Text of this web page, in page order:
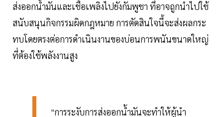
ส่งออกน้ำมันและเชื้อเพลิงไปยังกัมพูชา ที่อาจถูกนำไปใช้
สนับสนุนกิจกรรมผิดกฎหมาย การตัดสินใจนี้จะส่งผลกระ
ทบโดยตรงต่อการดำเนินงานของบ่อนการพนันขนาดใหญ่
ที่ต้องใช้พลังงานสูง
"การระงับการส่งออกน้ำมันจะทำให้ผู้นำ